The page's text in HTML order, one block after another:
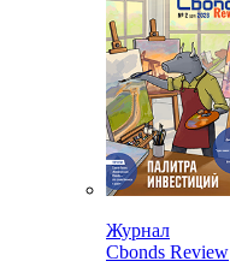
Журнал
Cbonds Review